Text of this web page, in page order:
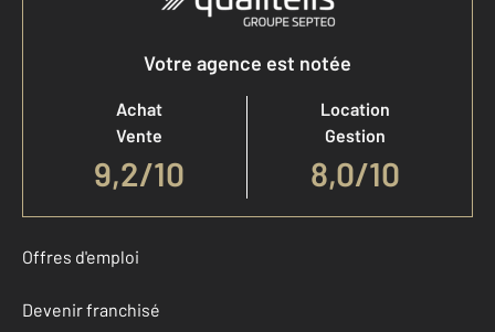
Votre agence est notée
Achat
Vente
9,2/10
Location
Gestion
8,0/10
Offres d'emploi
Devenir franchisé